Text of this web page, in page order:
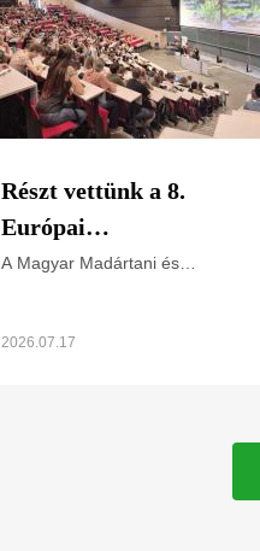
Részt vettünk a 8.
Európai
Konzervációbiológiai
A Magyar Madártani és
természetvédelmi tapasztalatait
2026.07.17